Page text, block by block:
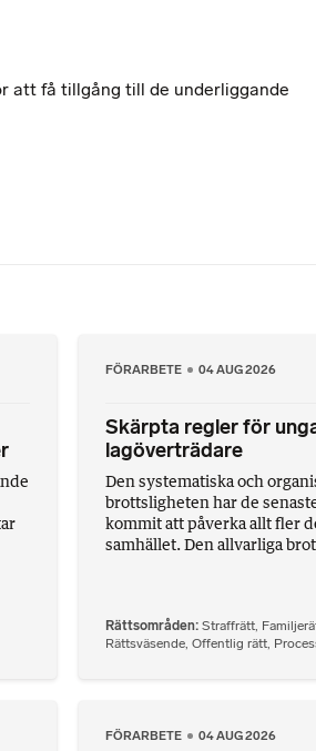
att få tillgång till de underliggande
FÖRARBETE 04 AUG 2026
Skärpta regler för
lagöverträdare
Den systematiska och
brottsligheten har de
kommit att påverka allt fler
samhället. Den allvarliga
Rättsområden Straffrätt
Rättsväsende Offentlig rätt
FÖRARBETE 04 AUG 2026